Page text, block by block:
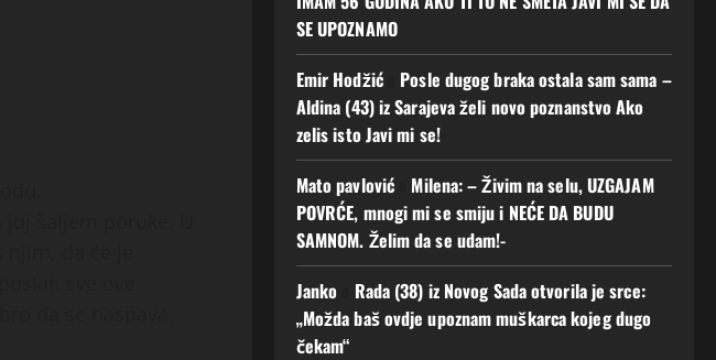
SE UPOZNAMO
Emir Hodžićo Posle dugog braka ostala sam sama –
Aldina (43) iz Sarajeva želi novo poznanstvo Ako
zelis isto Javi mi se!
Mato pavlović
Milena: – Živim na selu, UZGAJAM
POVRĆE, mnogi mi se smiju i NEĆE DA BUDU
SAMNOM. Želim da se udam!-
Janko
Rada (38) iz Novog Sada otvorila je srce:
„Možda baš ovdje upoznam muškarca kojeg dugo
čekam“